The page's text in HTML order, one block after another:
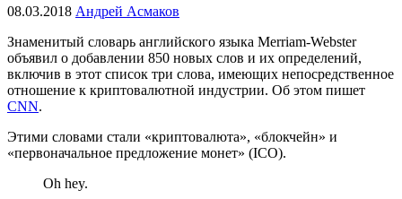
08.03.2018 Андрей Асмаков
Знаменитый словарь английского языка Merriam-Webster
объявил о добавлении 850 новых слов и их определений,
включив в этот список три слова, имеющих непосредственное
отношение к криптовалютной индустрии. Об этом пишет
CNN.
Этими словами стали «криптовалюта», «блокчейн» и
«первоначальное предложение монет» (ICO).
Oh hey.